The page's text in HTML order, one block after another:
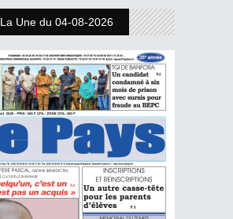
La Une du 04-08-2026